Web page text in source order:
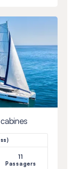
11
Passagers